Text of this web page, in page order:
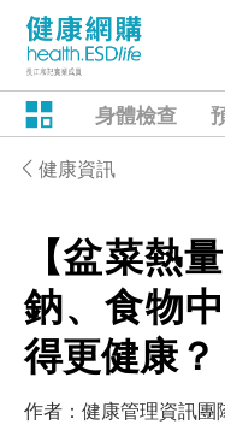
身體檢查
健康資訊
【盆菜熱
鈉、食物
得更健康？
作者： 健康管理資訊團